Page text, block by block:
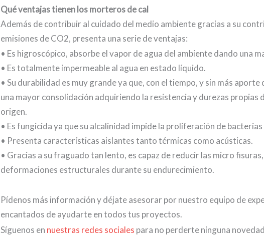
Qué ventajas tienen los morteros de cal
Además de contribuir al cuidado del medio ambiente gracias a su
emisiones de CO2, presenta una serie de ventajas:
• Es higroscópico, absorbe el vapor de agua del ambiente dando una
• Es totalmente impermeable al agua en estado líquido.
• Su durabilidad es muy grande ya que, con el tiempo, y sin más
una mayor consolidación adquiriendo la resistencia y durezas propias
origen.
• Es fungicida ya que su alcalinidad impide la proliferación de
• Presenta características aislantes tanto térmicas como acústicas.
• Gracias a su fraguado tan lento, es capaz de reducir las micro
deformaciones estructurales durante su endurecimiento.
Pídenos más información y déjate asesorar por nuestro equipo de
encantados de ayudarte en todos tus proyectos.
Síguenos en nuestras redes sociales para no perderte ninguna